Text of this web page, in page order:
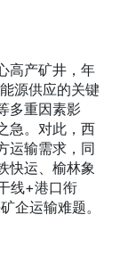
产矿井，年
源供应的关键
多重因素影
急。对此，西
运输需求，同
快运、榆林象
线+港口衔
企运输难题。